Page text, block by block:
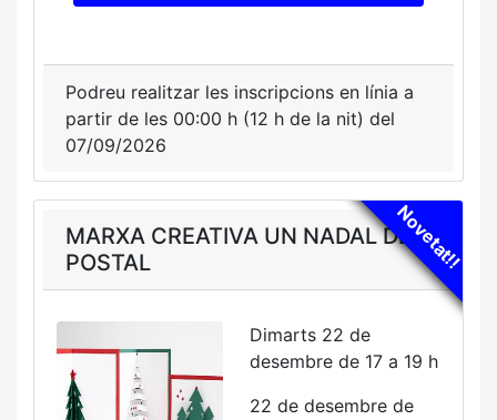
Podreu realitzar les inscripcions en línia a
partir de les 00:00 h (12 h de la nit) del
07/09/2026
Novetat!!
MARXA CREATIVA UN NADAL DE
POSTAL
Dimarts 22 de
desembre de 17 a 19 h
22 de desembre de